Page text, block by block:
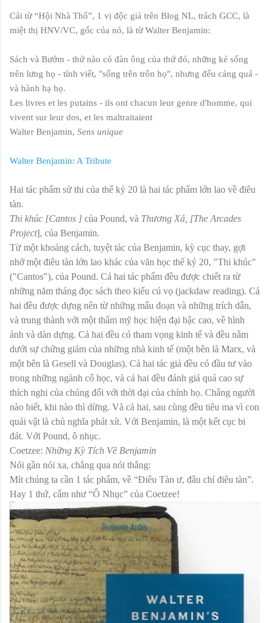
Cái từ “Hội Nhà Thổ”, 1 vị độc giả trên Blog NL, trách GCC, là
miệt thị HNV/VC, gốc của nó, là từ Walter Benjamin:
Sách và Bướm - thứ nào có đàn ông của thứ đó, những kẻ sống
trên lưng họ - tính viết, "sống trên trôn họ", nhưng đểu cáng quá -
và hành hạ họ.
Les livres et les putains - ils ont chacun leur genre d'homme, qui
vivent sur leur dos, et les maltraitaient
Walter Benjamin, Sens unique
Walter Benjamin: A Tribute
Hai tác phẩm sử thi của thế kỷ 20 là hai tác phẩm lớn lao về điêu
tàn.
Thi khúc [Cantos ] của Pound, và Thương Xá, [The Arcades
Project], của Benjamin.
Từ một khoảng cách, tuyệt tác của Benjamin, kỳ cục thay, gợi
nhớ một điêu tàn lớn lao khác của văn học thế kỷ 20, "Thi khúc"
("Cantos"), của Pound. Cả hai tác phẩm đều được chiết ra từ
những năm tháng đọc sách theo kiểu cú vọ (jackdaw reading). Cả
hai đều được dựng nên từ những mẩu đoạn và những trích dẫn,
và trung thành với một thẩm mỹ học hiện đại bậc cao, về hình
ảnh và dàn dựng. Cả hai đều có tham vọng kinh tế và đều nằm
dưới sự chứng giám của những nhà kinh tế (một bên là Marx, và
một bên là Gesell và Douglas). Cả hai tác giả đều có đầu tư vào
trong những ngành cổ học, và cả hai đều đánh giá quá cao sự
thích nghi của chúng đối với thời đại của chính họ. Chẳng người
nào biết, khi nào thì dừng. Và cả hai, sau cùng đều tiêu ma vì con
quái vật là chủ nghĩa phát xít. Với Benjamin, là một kết cục bi
đát. Với Pound, ô nhục.
Coetzee: Những Kỳ Tích Về Benjamin
Nói gần nói xa, chẳng qua nói thẳng:
Mít chúng ta cần 1 tác phẩm, về “Điêu Tàn ư, đâu chỉ điêu tàn”.
Hay 1 thứ, cẩm như “Ô Nhục” của Coetzee!